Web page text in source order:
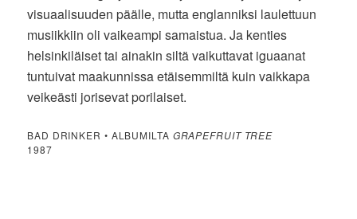
visuaalisuuden päälle, mutta englanniksi laulettuun
musiikkiin oli vaikeampi samaistua. Ja kenties
helsinkiläiset tai ainakin siltä vaikuttavat iguaanat
tuntuivat maakunnissa etäisemmiltä kuin vaikkapa
veikeästi jorisevat porilaiset.
BAD DRINKER • ALBUMILTA GRAPEFRUIT TREE
1987